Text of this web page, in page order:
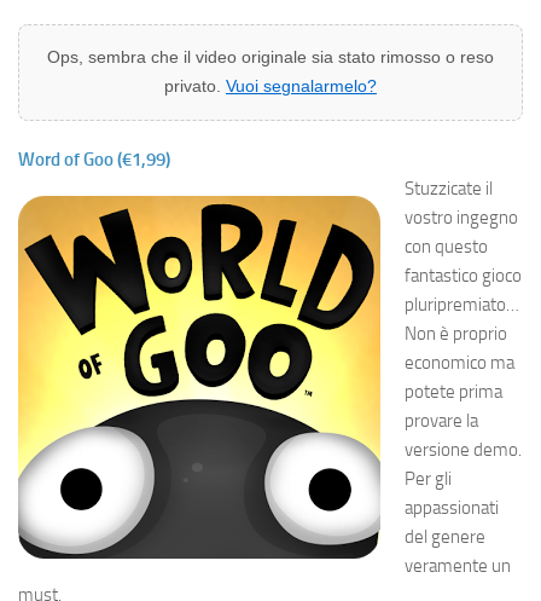
Ops, sembra che il video originale sia stato rimosso o reso
privato. Vuoi segnalarmelo?
Word of Goo (€1,99)
Stuzzicate il
vostro ingegno
con questo
fantastico gioco
pluripremiato…
Non è proprio
economico ma
potete prima
provare la
versione demo.
Per gli
appassionati
del genere
veramente un
must.